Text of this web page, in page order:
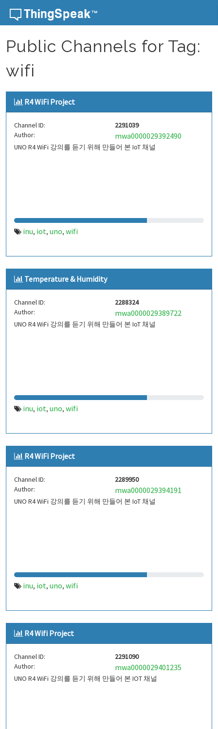
Skip to content
Public Channels for Tag:
wifi
R4 WiFi Project
Channel ID:
2291039
Author:
mwa0000029392490
UNO R4 WiFi 강의를 듣기 위해 만들어 본 IoT 채널
inu, iot, uno, wifi
Temperature & Humidity
Channel ID:
2288324
Author:
mwa0000029389722
UNO R4 WiFi 강의를 듣기 위해 만들어 본 IoT 채널
inu, iot, uno, wifi
R4 WiFi Project
Channel ID:
2289950
Author:
mwa0000029394191
UNO R4 WiFi 강의를 듣기 위해 만들어 본 IoT 채널
inu, iot, uno, wifi
R4 Wifi Project
Channel ID:
2291090
Author:
mwa0000029401235
UNO R4 WiFi 강의를 듣기 위해 만들어 본 IOT 채널